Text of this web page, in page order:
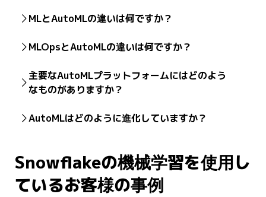
MLとAutoMLの違いは何ですか？
であり、データから学習し、予測を行うようにコン
択やパラメータのチューニングなど、機械学習の複雑で
時間のかかるタスクを自動化します。端的に言えば、機
ない人々にも利用可能にする自動化されたツールセット
MLOpsとAutoMLの違いは何ですか？
タリング、メンテナンスという、運用面に重点を置いて
います。AutoMLは、このようなモデルの初期段階の開発
な構築を支援しますが、MLOpsは実際のアプリケーショ
主要なAutoMLプラットフォームにはどのよう
なものがありますか？
ベンダーは、AutoMLプラットフォームをクラウドポート
ています。また、企業はAuto-sklearnやTPOTなどのオー
プンソースのPythonライブラリを活用できます。このよ
うなライブラリを利用すると、カスタマイズを完全に制
AutoMLはどのように進化していますか？
する代わりに、事前学習済みのモデルをファインチュー
ニングすることができます。コンピュータービジョン、
自然言語処理、時系列予測などの専門分野に特化した
Snowflakeの機械学習を使用し
ているお客様の事例